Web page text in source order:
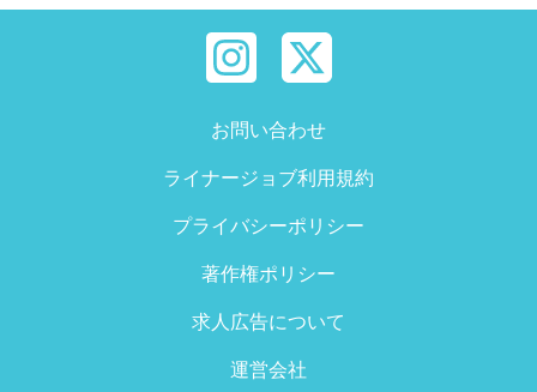
お問い合わせ
ライナージョブ利用規約
プライバシーポリシー
著作権ポリシー
求人広告について
運営会社